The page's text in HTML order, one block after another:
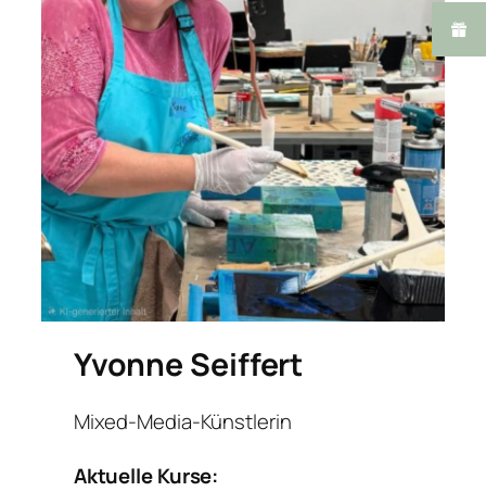
Yvonne Seiffert
Mixed-Media-Künstlerin
Aktuelle Kurse: